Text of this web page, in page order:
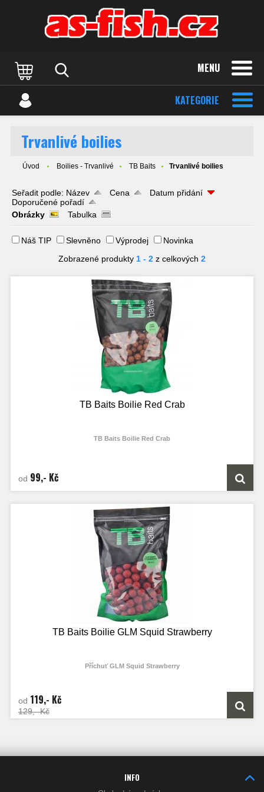
MENU
KATEGORIE
Trvanlivé boilies
Úvod Boilies - Trvanlivé TB Baits Trvanlivé boilies
Seřadit podle: Název Cena
Datum přidání
Doporučené pořadí
Obrázky
Tabulka
Náš TIP Slevněno Výprodej
Novinka
Zobrazené produkty 1 - 2 z celkových 2
TB Baits Boilie Red Crab
TB Baits Boilie Red Crab
vysokým obsahem proteinů, originál Robin Redu značky Haiths a dalších
od 99,- Kč
TB Baits Boilie GLM Squid Strawberry
Příchuť GLM Squid Strawberry
obdobných příchutí jsme měli vždy velmi dobré zkušenosti a Tomáš Blažek na
něj ulovil v roce 2013 i svůj rekord, kterým byla slavná ryba s názvem Moby
Dick o váze 35,8 kg na legendárním jezeře Lac du Der. O rok později se
Tomášovi již na naše boilie GLM Squid Strawberry podařilo přelstít další
sůl a NHDC.
od 119,- Kč
129,- Kč
INFO